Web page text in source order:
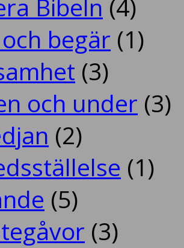
Bibeln (4)
begär (1)
(3)
och under (3)
(2)
(1)
(5)
(3)